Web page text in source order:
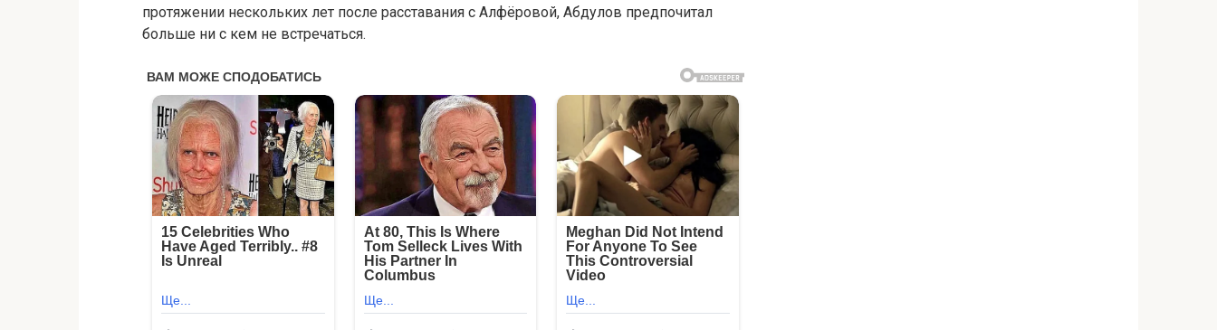
протяжении нескольких лет после расставания с Алфёровой, Абдулов предпочитал
больше ни с кем не встречаться.